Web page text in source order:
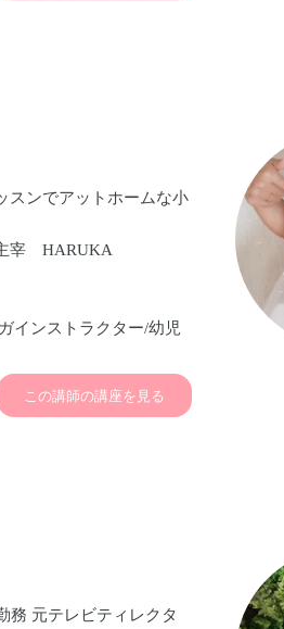
スンでアットホームな小
宰 HARUKA
インストラクター/幼児
理教室、ヨガ教室、離乳
。
この講師の講座を見る
務 元テレビティレクタ